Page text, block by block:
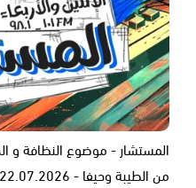
المستشار - موضوع النظافة و
من الطيبة وحيفا - 22.07.2026